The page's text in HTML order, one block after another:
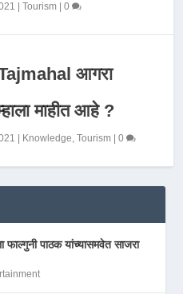
|Tourism |0
आगरा
माहीत आहे ?
Knowledge,Tourism |0
फाल्गुनी पाठक यांच्यासमवेत साजरा